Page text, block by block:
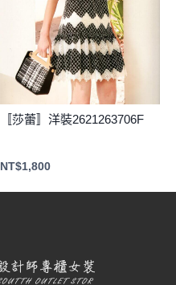
〚莎蕾〛洋裝2621263706F
NT$1,800